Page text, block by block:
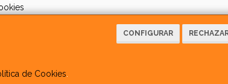
CONFIGURAR
de Cookies
- Tfno: